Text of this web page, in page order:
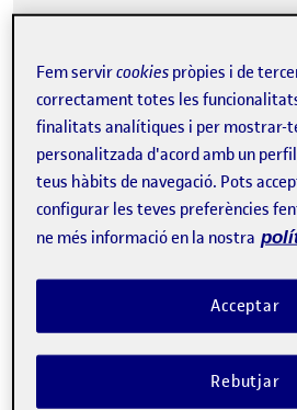
08-09-2017 12:00
Sala Teatre, CCCB
Contacte
Fem servircookies pròpies i de
correctament totes les
finalitats analítiques i per mostrar-
personalitzada d'acord amb un
teus hàbits de navegació. Pots
configurar les teves preferències
ne més informació en la nostra
Rebutjar
Acceptar